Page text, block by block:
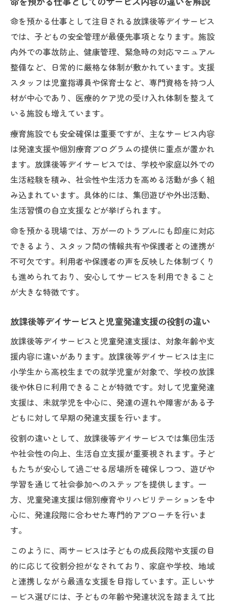
命を預かる仕事として注目される放課後等デイサービス
では、子どもの安全管理が最優先事項となります。施設
内外での事故防止、健康管理、緊急時の対応マニュアル
整備など、日常的に厳格な体制が敷かれています。支援
スタッフは児童指導員や保育士など、専門資格を持つ人
材が中心であり、医療的ケア児の受け入れ体制を整えて
いる施設も増えています。
療育施設でも安全確保は重要ですが、主なサービス内容
は発達支援や個別療育プログラムの提供に重点が置かれ
ます。放課後等デイサービスでは、学校や家庭以外での
生活経験を積み、社会性や生活力を高める活動が多く組
み込まれています。具体的には、集団遊びや外出活動、
生活習慣の自立支援などが挙げられます。
命を預かる現場では、万が一のトラブルにも即座に対応
できるよう、スタッフ間の情報共有や保護者との連携が
不可欠です。利用者や保護者の声を反映した体制づくり
も進められており、安心してサービスを利用できること
が大きな特徴です。
放課後等デイサービスと児童発達支援の役割の違い
放課後等デイサービスと児童発達支援は、対象年齢や支
援内容に違いがあります。放課後等デイサービスは主に
小学生から高校生までの就学児童が対象で、学校の放課
後や休日に利用できることが特徴です。対して児童発達
支援は、未就学児を中心に、発達の遅れや障害がある子
どもに対して早期の発達支援を行います。
役割の違いとして、放課後等デイサービスでは集団生活
や社会性の向上、生活自立支援が重要視されます。子ど
もたちが安心して過ごせる居場所を確保しつつ、遊びや
学習を通じて社会参加へのステップを提供します。一
方、児童発達支援は個別療育やリハビリテーションを中
心に、発達段階に合わせた専門的アプローチを行いま
す。
このように、両サービスは子どもの成長段階や支援の目
的に応じて役割分担がなされており、家庭や学校、地域
と連携しながら最適な支援を目指しています。正しいサ
ービス選びには、子どもの年齢や発達状況を踏まえて比